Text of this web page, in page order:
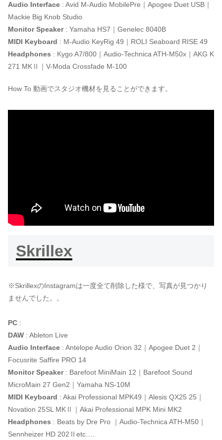
Audio Interface : Avid M-Audio MobilePre｜Apogee Duet USB｜
Mackie Big Knob Studio
Monitor Speaker: Yamaha HS7｜Genelec 8040B
MIDI Keyboard : M-Audio KeyRig 49｜ROLI Seaboard RISE 49
Headphones : Kygo A7/800｜Audio-Technica ATH-M50x｜AKG K
271 MKⅡ｜V-Moda Crossfade M-100
How To 動画でスタジオ機材を見ることができます。
Skrillex
※SkrillexのInstagramは一度全て削除した様で、写真が見つかり
ませんでした。。
PC :
DAW : Ableton Live
Audio Interface : Antelope Audio Orion 32｜Apogee Duet 2｜
Focusrite Saffire PRO 14
Monitor Speaker: Barefoot MiniMain 12｜Barefoot Sound
MicroMain 27 Gen2｜Yamaha NS-10M
MIDI Keyboard : Akai Professional MPK49｜Alesis QX25 25｜
Novation 25SL MKⅡ｜Akai Professional MPK Mini MK2
Headphones : Beats by Dre Pro ｜Audio-Technica ATH-M50｜
Sennheizer HD 202Ⅱetc….